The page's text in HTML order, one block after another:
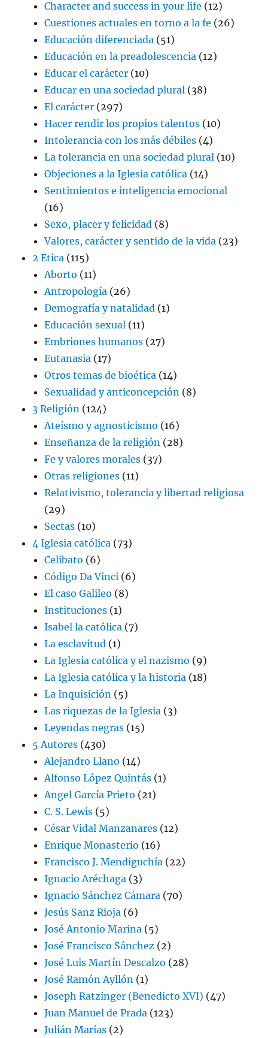
Character and success in your life (12)
Cuestiones actuales en torno a la fe (26)
Educación diferenciada (51)
Educación en la preadolescencia (12)
Educar el carácter (10)
Educar en una sociedad plural (38)
El carácter (297)
Hacer rendir los propios talentos (10)
Intolerancia con los más débiles (4)
La tolerancia en una sociedad plural (10)
Objeciones a la Iglesia católica (14)
Sentimientos e inteligencia emocional
(16)
Sexo, placer y felicidad (8)
Valores, carácter y sentido de la vida (23)
2 Etica (115)
Aborto (11)
Antropología (26)
Demografía y natalidad (1)
Educación sexual (11)
Embriones humanos (27)
Eutanasia (17)
Otros temas de bioética (14)
Sexualidad y anticoncepción (8)
3 Religión (124)
Ateísmo y agnosticismo (16)
Enseñanza de la religión (28)
Fe y valores morales (37)
Otras religiones (11)
Relativismo, tolerancia y libertad religiosa
(29)
Sectas (10)
4 Iglesia católica (73)
Celibato (6)
Código Da Vinci (6)
El caso Galileo (8)
Instituciones (1)
Isabel la católica (7)
La esclavitud (1)
La Iglesia católica y el nazismo (9)
La Iglesia católica y la historia (18)
La Inquisición (5)
Las riquezas de la Iglesia (3)
Leyendas negras (15)
5 Autores (430)
Alejandro Llano (14)
Alfonso López Quintás (1)
Angel García Prieto (21)
C. S. Lewis (5)
César Vidal Manzanares (12)
Enrique Monasterio (16)
Francisco J. Mendiguchía (22)
Ignacio Aréchaga (3)
Ignacio Sánchez Cámara (70)
Jesús Sanz Rioja (6)
José Antonio Marina (5)
José Francisco Sánchez (2)
José Luis Martín Descalzo (28)
José Ramón Ayllón (1)
Joseph Ratzinger (Benedicto XVI) (47)
Juan Manuel de Prada (123)
Julián Marías (2)